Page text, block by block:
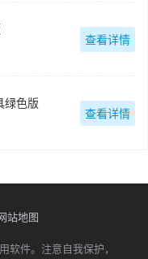
查看详情
绿色版
查看详情
站地图
软件。注意自我保护，